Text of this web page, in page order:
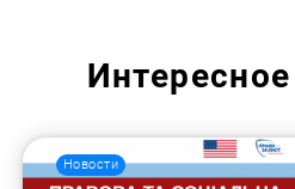
Новости